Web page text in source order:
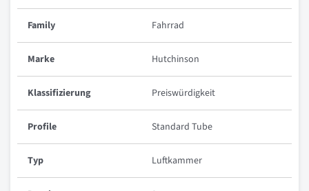
Family Fahrrad
Marke Hutchinson
Klassifizierung Preiswürdigkeit
Profile Standard Tube
Typ Luftkammer